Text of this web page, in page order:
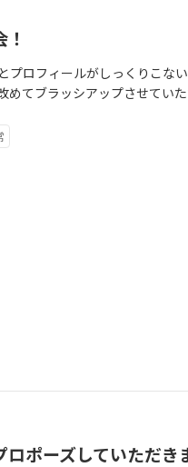
プロフィールがしっくりこ
めてブラッシアップさせてい
タイリッシュさんにて撮影！
ワクした気持ちで活動できる
ポーズしていただき